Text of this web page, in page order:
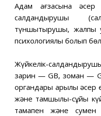
Адам ағзасына әсер
салдандырушы
түншықтырушы, жалпы
психологиялық болып
Жүйкелік-
зарин — GB, зоман —
ор­гандары арқылы әсер
және тамшылы-сұйық
тамақпен және сумен